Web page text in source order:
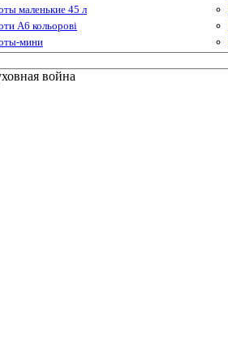
маленькие 45 л
А6 кольорові
мини
война